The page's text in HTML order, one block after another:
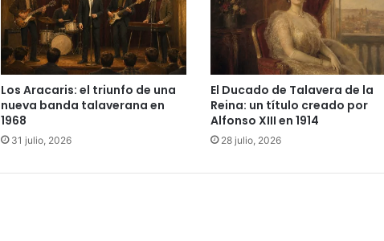
a
Los Aracaris: el triunfo de una
nueva banda talaverana en
1968
31 julio, 2026
El Ducado de Talavera de la
Reina: un título creado por
Alfonso XIII en 1914
28 julio, 2026